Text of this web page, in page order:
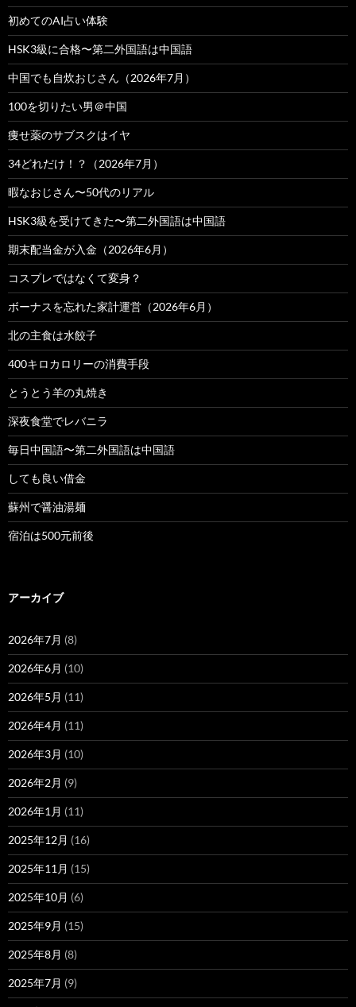
初めてのAI占い体験
HSK3級に合格〜第二外国語は中国語
中国でも自炊おじさん（2026年7月）
100を切りたい男＠中国
痩せ薬のサブスクはイヤ
34どれだけ！？（2026年7月）
暇なおじさん〜50代のリアル
HSK3級を受けてきた〜第二外国語は中国語
期末配当金が入金（2026年6月）
コスプレではなくて変身？
ボーナスを忘れた家計運営（2026年6月）
北の主食は水餃子
400キロカロリーの消費手段
とうとう羊の丸焼き
深夜食堂でレバニラ
毎日中国語〜第二外国語は中国語
しても良い借金
蘇州で醤油湯麺
宿泊は500元前後
アーカイブ
2026年7月 (8)
2026年6月 (10)
2026年5月 (11)
2026年4月 (11)
2026年3月 (10)
2026年2月 (9)
2026年1月 (11)
2025年12月 (16)
2025年11月 (15)
2025年10月 (6)
2025年9月 (15)
2025年8月 (8)
2025年7月 (9)